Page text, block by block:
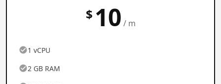
$ 10 / m
1 vCPU
2 GB RAM